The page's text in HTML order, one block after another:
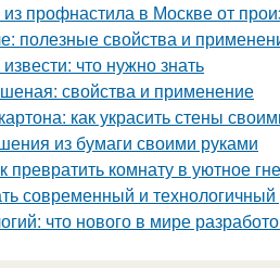
профнастила в Москве от
полезные свойства и
что нужно знать
свойства и применение
как украсить стены
из бумаги своими руками
превратить комнату в уютное
современный и
что нового в мире